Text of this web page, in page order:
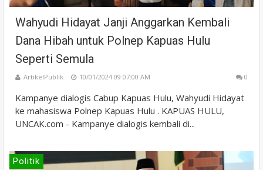
Wahyudi Hidayat Janji Anggarkan Kembali
Dana Hibah untuk Polnep Kapuas Hulu
Seperti Semula
ArtikelPublik 10/01/2024 09:07:00 AM 0
Kampanye dialogis Cabup Kapuas Hulu, Wahyudi Hidayat
ke mahasiswa Polnep Kapuas Hulu . KAPUAS HULU,
UNCAK.com - Kampanye dialogis kembali di...
Politik